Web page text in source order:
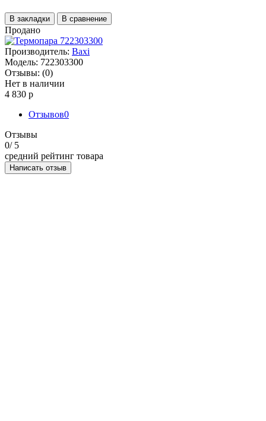
В закладки В сравнение
Продано
Производитель: Baxi
Модель: 722303300
Отзывы: (0)
Нет в наличии
4 830 р
Отзывов0
Отзывы
0/ 5
средний рейтинг товара
Написать отзыв